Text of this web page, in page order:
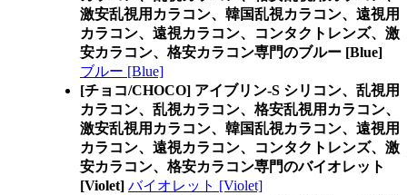
激安乱視用カラコン、韓国乱視カラコン、遠視用
カラコン、遠視カラコン、コンタクトレンズ、激
安カラコン、格安カラコン専門のブルー [Blue]
ブルー [Blue]
[チョコ/CHOCO] アイブリン-S シリコン、乱視用
カラコン、乱視カラコン、格安乱視用カラコン、
激安乱視用カラコン、韓国乱視カラコン、遠視用
カラコン、遠視カラコン、コンタクトレンズ、激
安カラコン、格安カラコン専門のバイオレット
[Violet] バイオレット [Violet]